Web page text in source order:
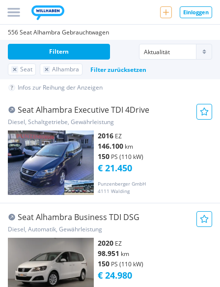
Einloggen
556 Seat Alhambra Gebrauchtwagen
Seat Alhambra Filter zurücksetzen
Filtern
Infos zur Reihung der Anzeigen
Seat Alhambra Executive TDI 4Drive
Diesel, Schaltgetriebe, Gewährleistung
2016 EZ
146.100 km
150 PS (110 kW)
Punzenberger GmbH
4111 Walding
€ 21.450
Seat Alhambra Business TDI DSG
Diesel, Automatik, Gewährleistung
2020 EZ
98.951 km
150 PS (110 kW)
€ 24.980